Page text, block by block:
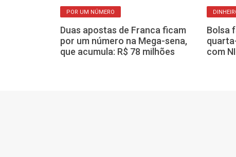
POR UM NÚMERO
Duas apostas de Franca ficam
por um número na Mega-sena,
que acumula: R$ 78 milhões
Bolsa
com